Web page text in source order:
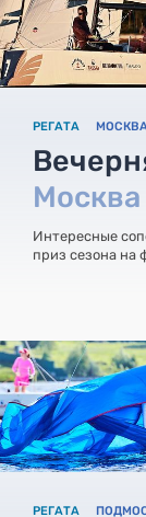
РЕГАТА
Интересные
приз сезона на
РЕГАТА